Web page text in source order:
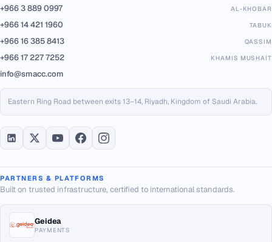
+966 3 889 0997 AL-KHOBAR
+966 14 421 1960 TABUK
+966 16 385 8413 QASSIM
+966 17 227 7252 KHAMIS MUSHAIT
info@smacc.com
Eastern Ring Road between exits 13–14, Riyadh, Kingdom of Saudi Arabia.
PARTNERS & PLATFORMS
Built on trusted infrastructure, certified to international standards.
Geidea
PAYMENTS